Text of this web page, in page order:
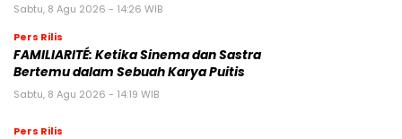
Sabtu, 8 Agu 2026 - 14:26 WIB
Pers Rilis
FAMILIARITÉ: Ketika Sinema dan Sastra
Bertemu dalam Sebuah Karya Puitis
Sabtu, 8 Agu 2026 - 14:19 WIB
Pers Rilis